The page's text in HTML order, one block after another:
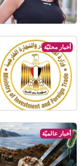
أخبار محليّة
أخبار عالميّة